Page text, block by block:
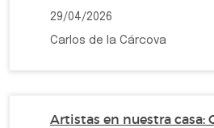
29/04/2026
Carlos de la Cárcova
Artistas en nuestra casa: